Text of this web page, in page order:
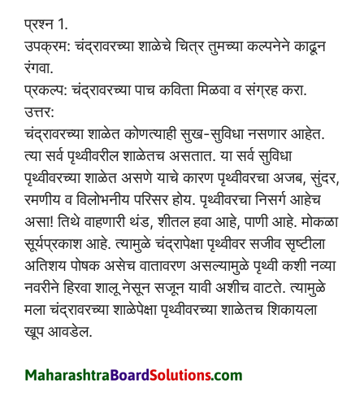
प्रश्न 1.
उपक्रम: चंद्रावरच्या शाळेचे चित्र तुमच्या कल्पनेने काढून
रंगवा.
प्रकल्प: चंद्रावरच्या पाच कविता मिळवा व संग्रह करा.
उत्तर:
चंद्रावरच्या शाळेत कोणत्याही सुख-सुविधा नसणार आहेत.
त्या सर्व पृथ्वीवरील शाळेतच असतात. या सर्व सुविधा
पृथ्वीवरच्या शाळेत असणे याचे कारण पृथ्वीवरचा अजब, सुंदर,
रमणीय व विलोभनीय परिसर होय. पृथ्वीवरचा निसर्ग आहेच
असा! तिथे वाहणारी थंड, शीतल हवा आहे, पाणी आहे. मोकळा
सूर्यप्रकाश आहे. त्यामुळे चंद्रापेक्षा पृथ्वीवर सजीव सृष्टीला
अतिशय पोषक असेच वातावरण असल्यामुळे पृथ्वी कशी नव्या
नवरीने हिरवा शालू नेसून सजून यावी अशीच वाटते. त्यामुळे
मला चंद्रावरच्या शाळेपेक्षा पृथ्वीवरच्या शाळेतच शिकायला
खूप आवडेल.